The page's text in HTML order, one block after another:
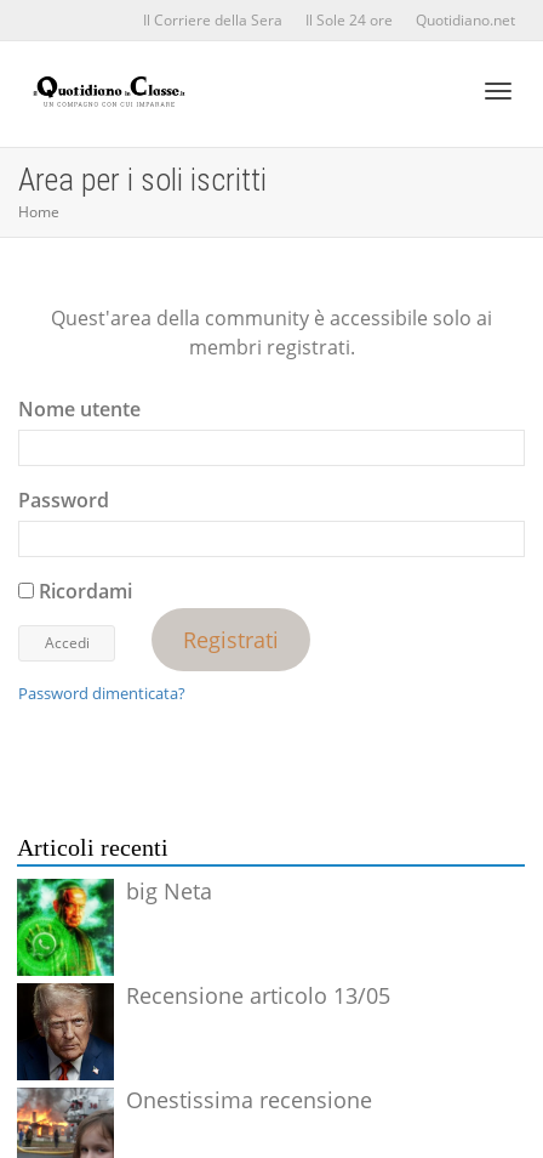
Il Corriere della Sera Il Sole 24 ore Quotidiano.net
Area per i soli iscritti
Home
Quest'area della community è accessibile solo ai
membri registrati.
Nome utente
Password
Ricordami
Registrati
Password dimenticata?
Articoli recenti
big Neta
Recensione articolo 13/05
Onestissima recensione